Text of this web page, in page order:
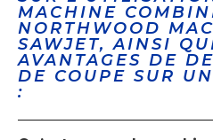
MACHINE
NORTHWOOD
SAWJET, AINSI
AVANTAGES DE
DE COUPE SUR
: